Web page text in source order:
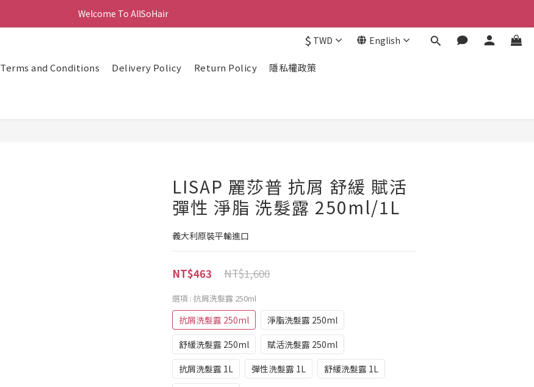
Welcome To AllSoHair
$ TWD English
Terms and Conditions Delivery Policy Return Policy
隱私權政策
LISAP 麗莎普 抗屑 舒緩 賦活
彈性 淨脂 洗髮露 250ml/1L
義大利原裝平輸進口
NT$1,600
NT$463
選項 : 抗屑洗髮露 250ml
抗屑洗髮露 250ml
淨脂洗髮露 250ml
舒緩洗髮露 250ml
賦活洗髮露 250ml
抗屑洗髮露 1L
彈性洗髮露 1L
舒緩洗髮露 1L